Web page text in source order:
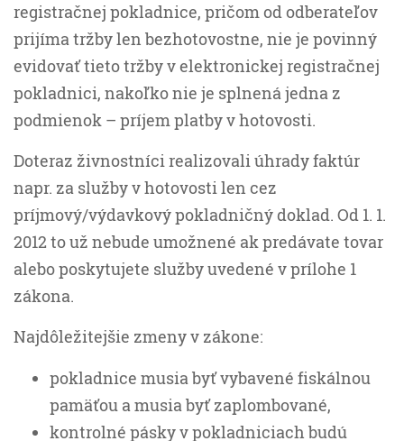
registračnej pokladnice, pričom od odberateľov
prijíma tržby len bezhotovostne, nie je povinný
evidovať tieto tržby v elektronickej registračnej
pokladnici, nakoľko nie je splnená jedna z
podmienok – príjem platby v hotovosti.
Doteraz živnostníci realizovali úhrady faktúr
napr. za služby v hotovosti len cez
príjmový/výdavkový pokladničný doklad. Od 1. 1.
2012 to už nebude umožnené ak predávate tovar
alebo poskytujete služby uvedené v prílohe 1
zákona.
Najdôležitejšie zmeny v zákone:
pokladnice musia byť vybavené fiskálnou
pamäťou a musia byť zaplombované,
kontrolné pásky v pokladniciach budú